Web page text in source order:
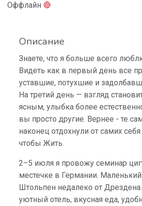
Оффлайн 🔴
Описание
Знаете, что я больше всего
Видеть как в первый день все
уставшие, потухшие и
На третий день — взгляд
ясным, улыбка более
вы просто другие. Вернее - те
наконец отдохнули от самих
чтобы Жить.
2–5 июля я провожу семинар
местечке в Германии.
Штольпен недалеко от
уютный отель, вкусная еда,